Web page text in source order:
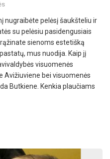
nugraibėte pelėsį šaukšteliu ir
su pelėsiu pasidengusiais
sienoms estetišką
mus nuodija. Kaip jį
visuomenės
Avižiuviene bei visuomenės
Butkiene. Kenkia plaučiams